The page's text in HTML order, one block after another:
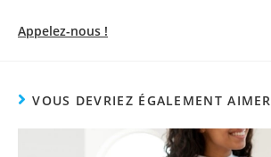
Appelez-nous !
VOUS DEVRIEZ ÉGALEMENT AIMER